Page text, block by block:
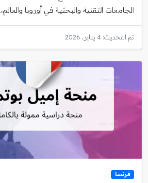
الجامعات التقنية والبحثية في أوروبا
تم التحديث: 4 يناير، 2026
فرنسا